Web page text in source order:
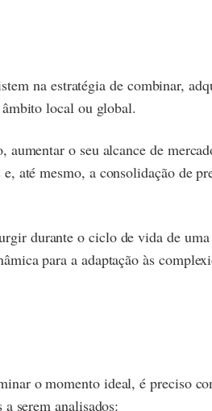
na estratégia de combinar,
local ou global.
o seu alcance de
até mesmo, a consolidação de
durante o ciclo de vida de uma
para a adaptação às
o momento ideal, é preciso
serem analisados: